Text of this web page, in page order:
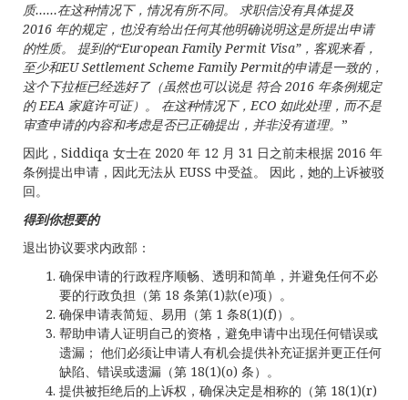
质……在这种情况下，情况有所不同。
求职信没有具体提及
2016 年的规定，也没有给出任何其他明确说明这是所提出申请
的性质。
提到的“European Family Permit Visa”，客观来看，
至少和EU Settlement Scheme Family Permit的申请是一致的，
这个下拉框已经选好了（虽然也可以说是 符合2016 年条例规定
的EEA 家庭许可证）。 在这种情况下，ECO 如此处理，而不是
审查申请的内容和考虑是否已正确提出，并非没有道理。 ”
因此，Siddiqa 女士在 2020 年 12 月 31 日之前未根据 2016 年
条例提出申请，因此无法从 EUSS 中受益。 因此，她的上诉被驳
回。
得到你想要的
退出协议要求内政部：
确保申请的行政程序顺畅、透明和简单，并避免任何不必
要的行政负担（第 18 条第(1)款(e)项）。
确保申请表简短、易用（第 1 条8(1)(f)）。
帮助申请人证明自己的资格，避免申请中出现任何错误或
遗漏； 他们必须让申请人有机会提供补充证据并更正任何
缺陷、错误或遗漏（第 18(1)(o) 条）。
提供被拒绝后的上诉权，确保决定是相称的（第 18(1)(r)